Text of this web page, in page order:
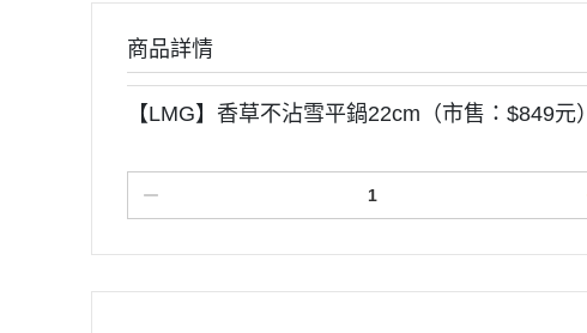
商品詳情
【LMG】香草不沾雪平鍋22cm（市售：$849元）